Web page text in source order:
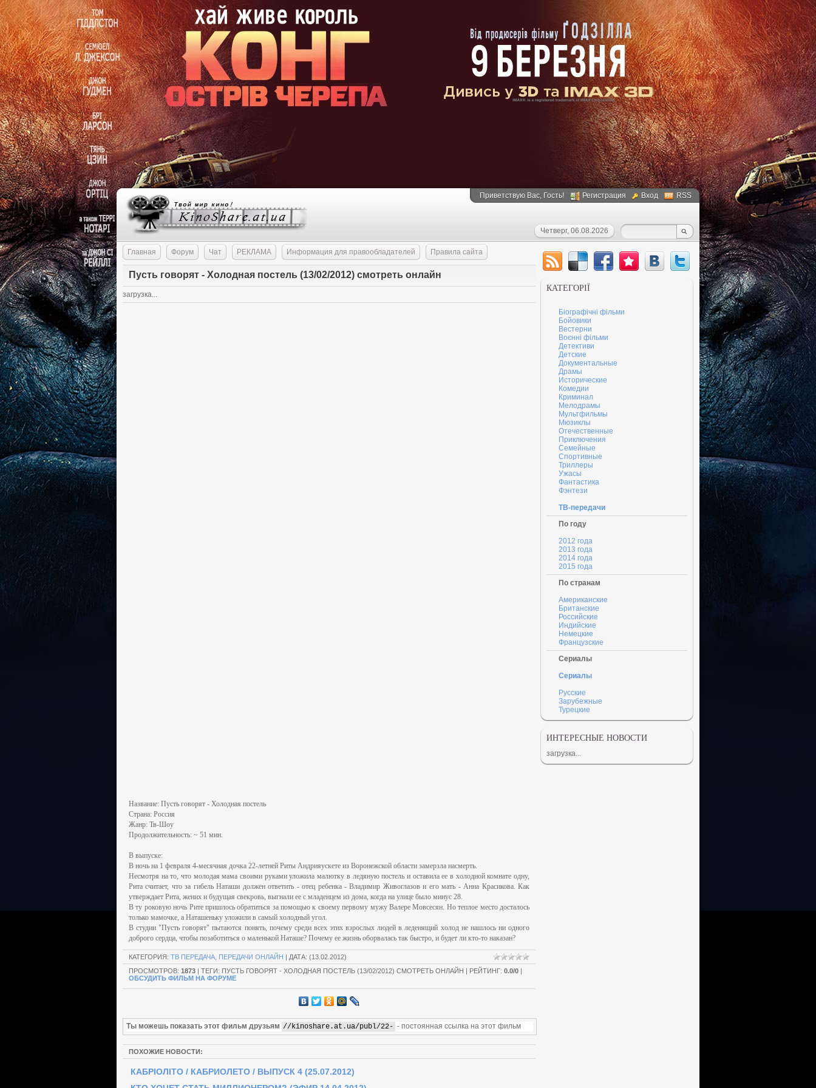
Приветствую Вас, Гость! Регистрация Вход RSS
Четверг, 06.08.2026
Главная Форум Чат РЕКЛАМА Информация для правообладателей Правила сайта
Пусть говорят - Холодная постель (13/02/2012) смотреть онлайн
загрузка...
Название: Пусть говорят - Холодная постель
Страна: Россия
Жанр: Тв-Шоу
Продолжительность: ~ 51 мин.
В выпуске:
В ночь на 1 февраля 4-месячная дочка 22-летней Риты Андрияускете из Воронежской области замерзла насмерть.
Несмотря на то, что молодая мама своими руками уложила малютку в ледяную постель и оставила ее в холодной комнате одну,
Рита считает, что за гибель Наташи должен ответить - отец ребенка - Владимир Живоглазов и его мать - Анна Красикова. Как
утверждает Рита, жених и будущая свекровь, выгнали ее с младенцем из дома, когда на улице было минус 28.
В ту роковую ночь Рите пришлось обратиться за помощью к своему первому мужу Валере Мовсесян. Но теплое место досталось
только мамочке, а Наташеньку уложили в самый холодный угол.
В студии "Пусть говорят" пытаются понять, почему среди всех этих взрослых людей в леденящий холод не нашлось ни одного
доброго сердца, чтобы позаботиться о маленькой Наташе? Почему ее жизнь оборвалась так быстро, и будет ли кто-то наказан?
КАТЕГОРИЯ: ТВ ПЕРЕДАЧА, ПЕРЕДАЧИ ОНЛАЙН | ДАТА: (13.02.2012)
ПРОСМОТРОВ: 1873 | ТЕГИ: ПУСТЬ ГОВОРЯТ - ХОЛОДНАЯ ПОСТЕЛЬ (13/02/2012) СМОТРЕТЬ ОНЛАЙН | РЕЙТИНГ: 0.0/0 |
ОБСУДИТЬ ФИЛЬМ НА ФОРУМЕ
Ты можешь показать этот фильм друзьям - постоянная ссылка на этот фильм
ПОХОЖИЕ НОВОСТИ:
КАБРІОЛІТО / КАБРИОЛЕТО / ВЫПУСК 4 (25.07.2012)
КАТЕГОРІЇ
Біографічні фільми
Бойовики
Вестерни
Воєнні фільми
Детективи
Детские
Документальные
Драмы
Исторические
Комедии
Криминал
Мелодрамы
Мультфильмы
Мюзиклы
Отечественные
Приключения
Семейные
Cпортивные
Триллеры
Ужасы
Фантастика
Фэнтези
ТВ-передачи
По году
2012 года
2013 года
2014 года
2015 года
По странам
Американские
Британские
Российские
Индийские
Немецкие
Французские
Сериалы
Сериалы
Русские
Зарубежные
Турецкие
ИНТЕРЕСНЫЕ НОВОСТИ
загрузка...